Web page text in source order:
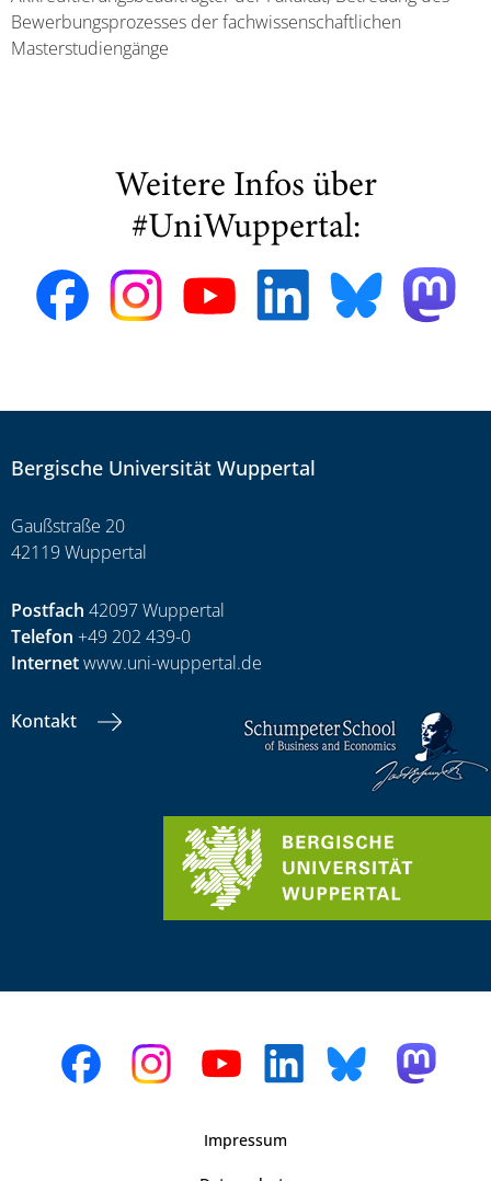
Bewerbungsprozesses der fachwissenschaftlichen
Masterstudiengänge
Weitere Infos über
#UniWuppertal:
Bergische Universität Wuppertal
Gaußstraße 20
42119 Wuppertal
Postfach 42097 Wuppertal
Telefon +49 202 439-0
Internetwww.uni-wuppertal.de
Kontakt
Impressum